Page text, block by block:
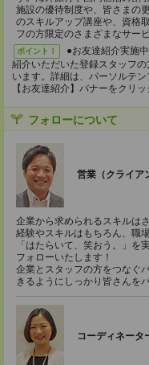
施設の優待制度や、皆さまの
のスキルアップ講座や、資格
フの方限定のさまざまなサー
ポイント！
●お友達紹介実施
紹介いただいた登録スタッフ
います。詳細は、パーソルテ
【お友達紹介】バナーをクリ
フォローについて
営業（クライア
企業から求められるスキルは
経験やスキルはもちろん、職
「はたらいて、笑おう。」を
フォローいたします！
企業とスタッフの方をつなぐ
きるようにしっかり皆さんを
コーディネータ